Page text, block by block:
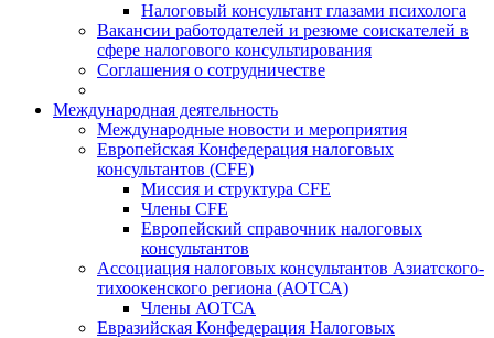
Налоговый консультант глазами психолога
Вакансии работодателей и резюме соискателей в
сфере налогового консультирования
Соглашения о сотрудничестве
Международная деятельность
Международные новости и мероприятия
Европейская Конфедерация налоговых
консультантов (CFE)
Миссия и структура CFE
Члены CFE
Европейский справочник налоговых
консультантов
Ассоциация налоговых консультантов Азиатского-
тихоокенского региона (АОТСА)
Члены АОТСА
Евразийская Конфедерация Налоговых